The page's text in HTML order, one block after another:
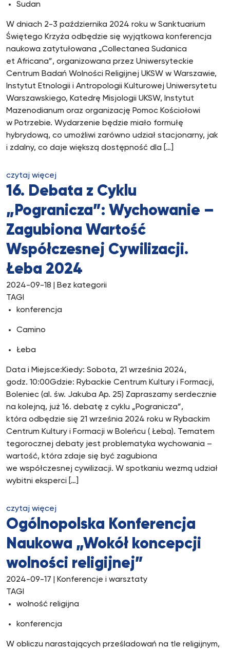
Sudan
W dniach 2-3 października 2024 roku w Sanktuarium
Świętego Krzyża odbędzie się wyjątkowa konferencja
naukowa zatytułowana „Collectanea Sudanica
et Africana”, organizowana przez Uniwersyteckie
Centrum Badań Wolności Religijnej UKSW w Warszawie,
Instytut Etnologii i Antropologii Kulturowej Uniwersytetu
Warszawskiego, Katedrę Misjologii UKSW, Instytut
Mazenodianum oraz organizację Pomoc Kościołowi
w Potrzebie. Wydarzenie będzie miało formułę
hybrydową, co umożliwi zarówno udział stacjonarny, jak
i zdalny, co daje większą dostępność dla […]
czytaj więcej
16. Debata z Cyklu
„Pogranicza”: Wychowanie –
Zagubiona Wartość
Współczesnej Cywilizacji.
Łeba 2024
2024-09-18 | Bez kategorii
TAGI
konferencja
Camino
Łeba
Data i Miejsce:Kiedy: Sobota, 21 września 2024,
godz. 10:00Gdzie: Rybackie Centrum Kultury i Formacji,
Boleniec (al. św. Jakuba Ap. 25) Zapraszamy serdecznie
na kolejną, już 16. debatę z cyklu „Pogranicza”,
która odbędzie się 21 września 2024 roku w Rybackim
Centrum Kultury i Formacji w Boleńcu ( Łeba). Tematem
tegorocznej debaty jest problematyka wychowania –
wartość, która zdaje się być zagubiona
we współczesnej cywilizacji. W spotkaniu wezmą udział
wybitni eksperci […]
czytaj więcej
Ogólnopolska Konferencja
Naukowa „Wokół koncepcji
wolności religijnej”
2024-09-17 | Konferencje i warsztaty
TAGI
wolność religijna
konferencja
W obliczu narastających prześladowań na tle religijnym,